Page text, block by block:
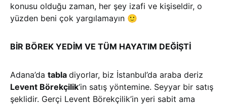
konusu olduğu zaman, her şey izafi ve kişiseldir, o
yüzden beni çok yargılamayın 🙂
BİR BÖREK YEDİM VE TÜM HAYATIM DEĞİŞTİ
Adana’da tabla diyorlar, biz İstanbul’da araba deriz
Levent Börekçilik‘in satış yöntemine. Seyyar bir satış
şeklidir. Gerçi Levent Börekçilik’in yeri sabit ama